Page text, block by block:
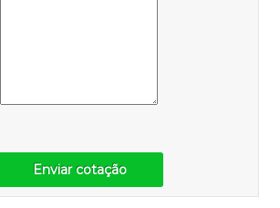
Enviar cotação